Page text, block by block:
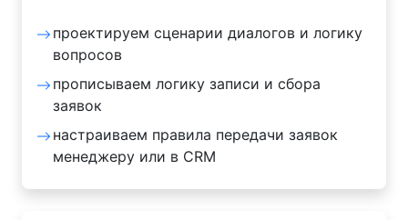
проектируем сценарии диалогов и логику
вопросов
прописываем логику записи и сбора
заявок
настраиваем правила передачи заявок
менеджеру или в CRM